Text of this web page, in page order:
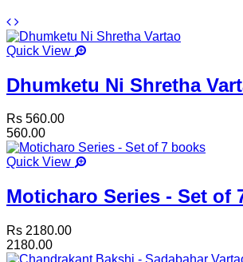
Quick View
Dhumketu Ni Shretha
Rs 560.00
560.00
Quick View
Moticharo Series - Set of
Rs 2180.00
2180.00